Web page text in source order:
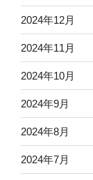
2024年12月
2024年11月
2024年10月
2024年9月
2024年8月
2024年7月